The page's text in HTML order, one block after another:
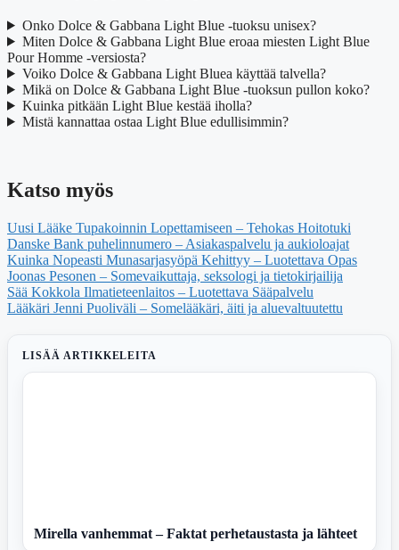
Onko Dolce & Gabbana Light Blue -tuoksu unisex?
Miten Dolce & Gabbana Light Blue eroaa miesten Light Blue
Pour Homme -versiosta?
Voiko Dolce & Gabbana Light Bluea käyttää talvella?
Mikä on Dolce & Gabbana Light Blue -tuoksun pullon koko?
Kuinka pitkään Light Blue kestää iholla?
Mistä kannattaa ostaa Light Blue edullisimmin?
Katso myös
Uusi Lääke Tupakoinnin Lopettamiseen – Tehokas Hoitotuki
Danske Bank puhelinnumero – Asiakaspalvelu ja aukioloajat
Kuinka Nopeasti Munasarjasyöpä Kehittyy – Luotettava Opas
Joonas Pesonen – Somevaikuttaja, seksologi ja tietokirjailija
Sää Kokkola Ilmatieteenlaitos – Luotettava Sääpalvelu
Lääkäri Jenni Puoliväli – Somelääkäri, äiti ja aluevaltuutettu
LISÄÄ ARTIKKELEITA
Mirella vanhemmat – Faktat perhetaustasta ja lähteet